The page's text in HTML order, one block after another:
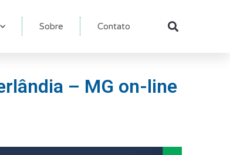
Sobre Contato
– MG on-line